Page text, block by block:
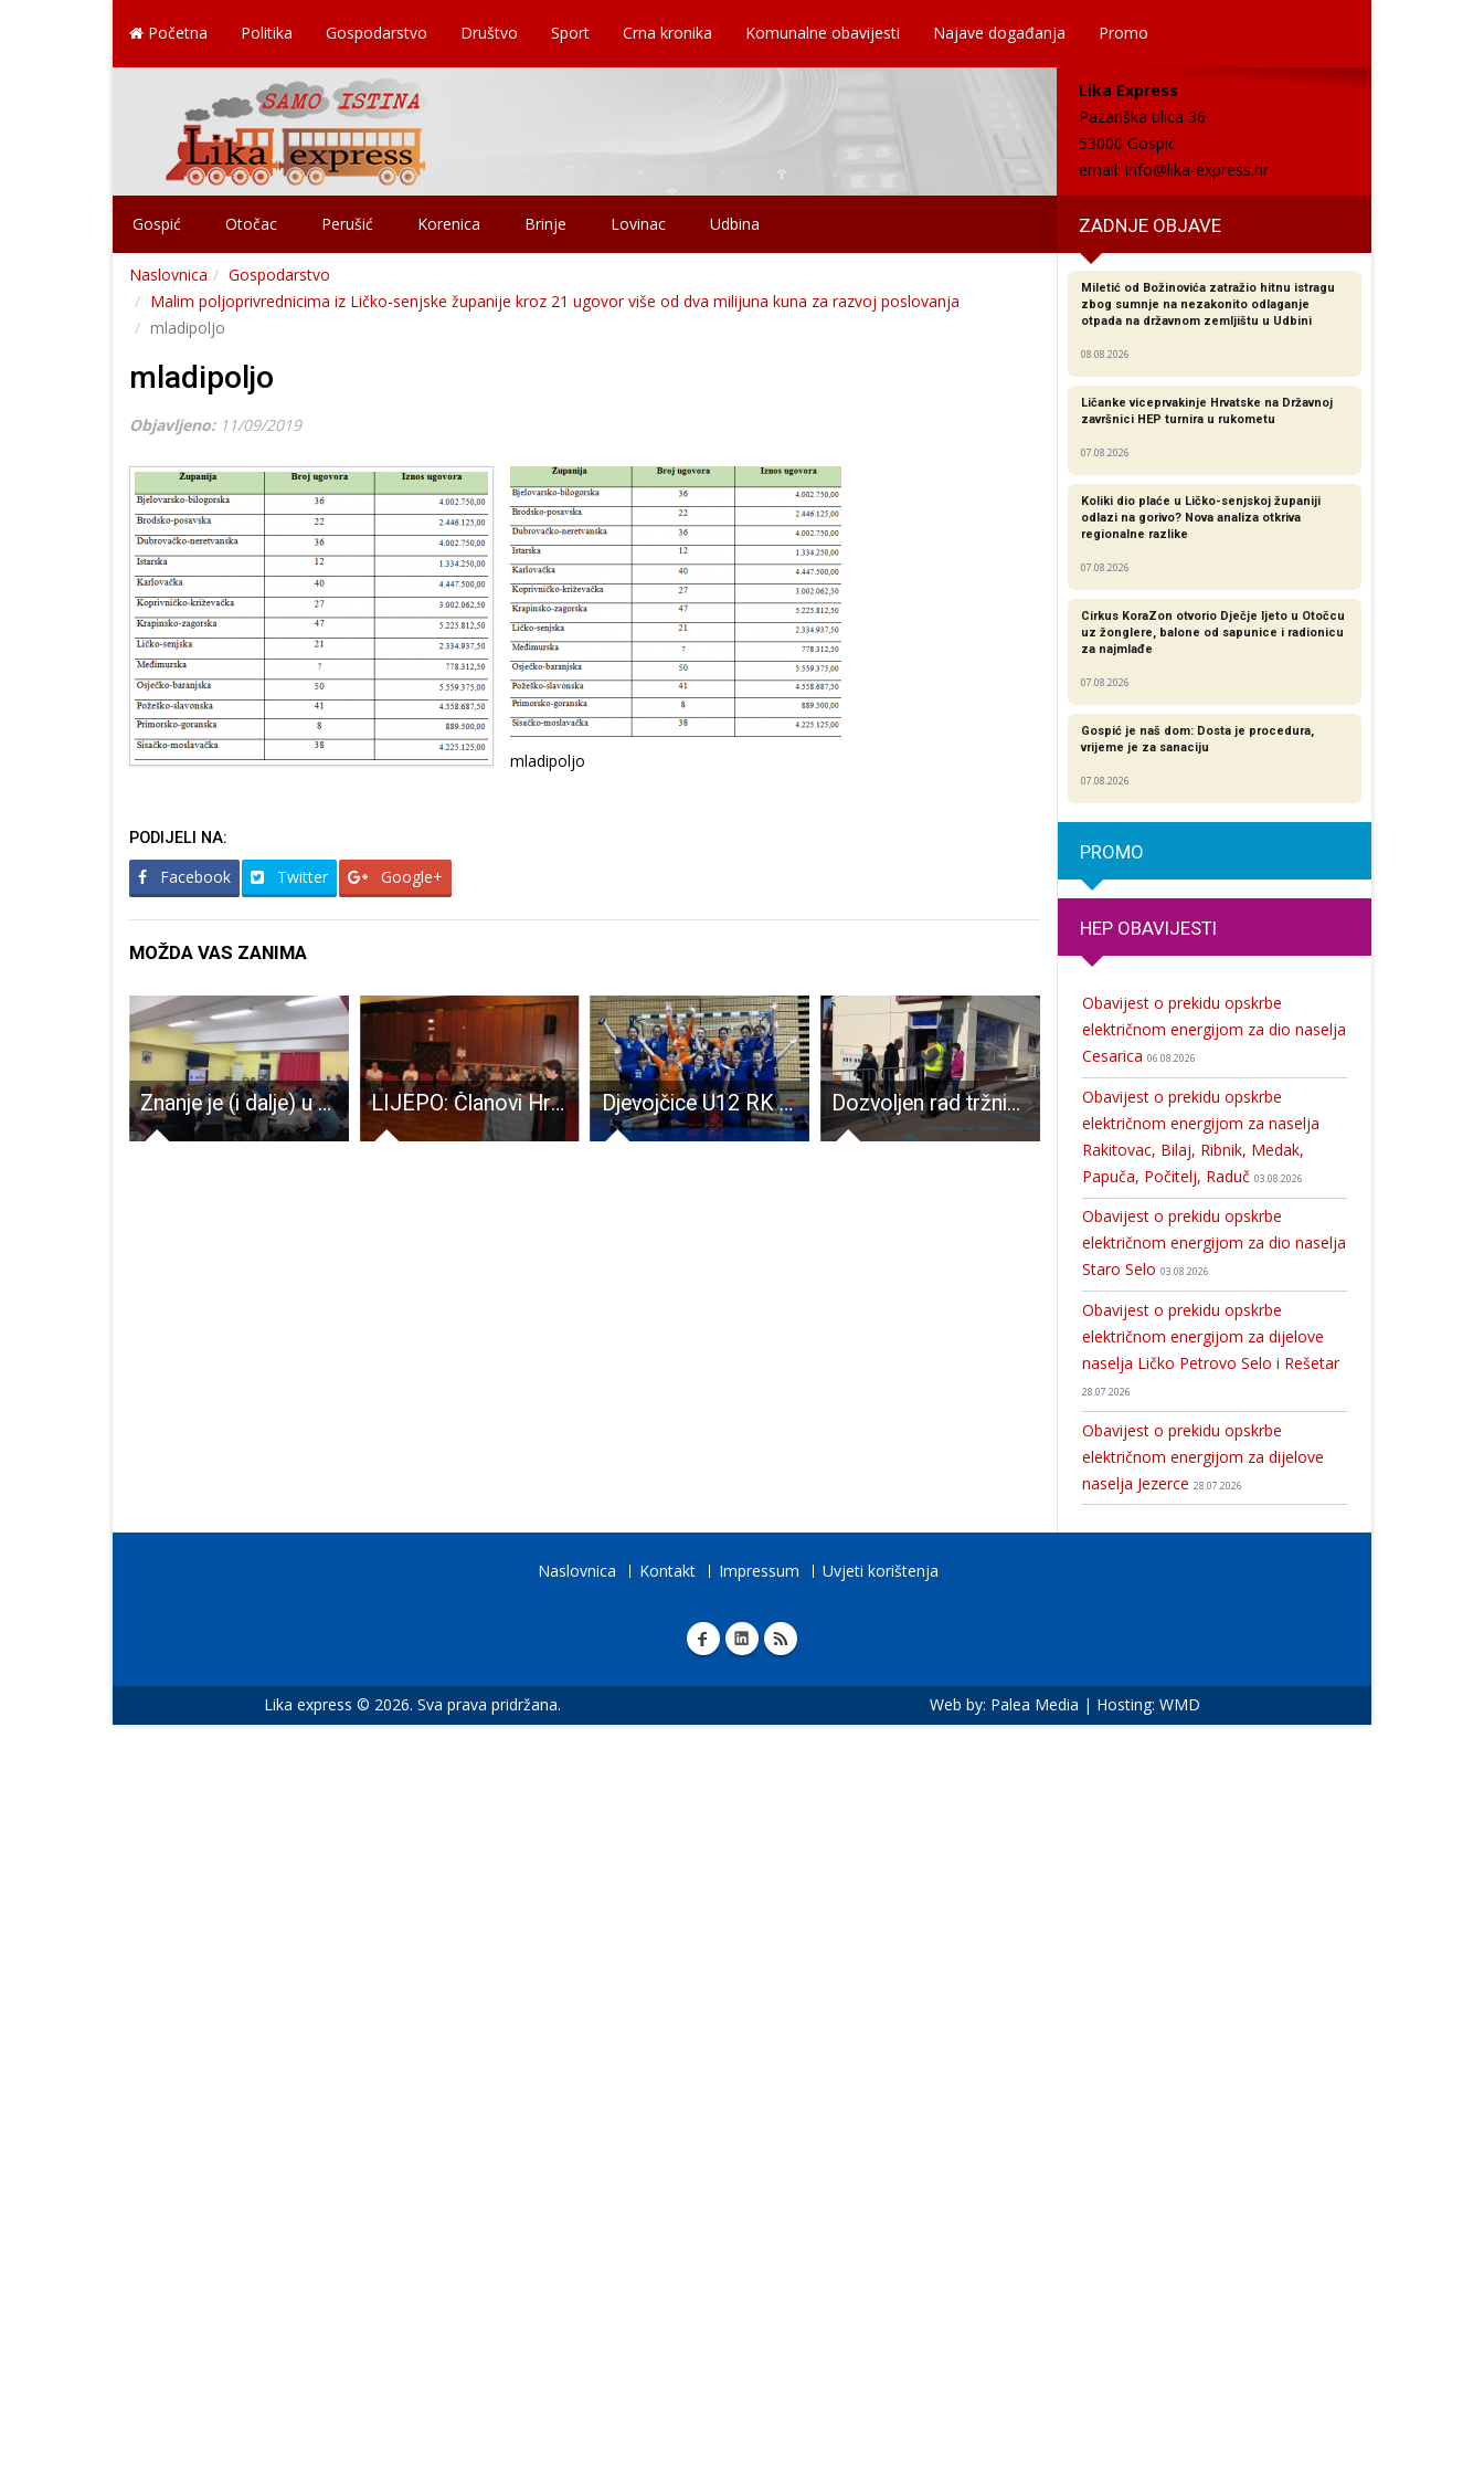
Početna Politika Gospodarstvo Društvo Sport Crna kronika Komunalne obavijesti Najave događanja Promo
Lika Express
Pazariška ulica 36
53000 Gospić
email: info@lika-express.hr
Gospić Otočac Perušić Korenica Brinje Lovinac Udbina ZADNJE OBJAVE
Naslovnica
Gospodarstvo
Malim poljoprivrednicima iz Ličko-senjske županije kroz 21 ugovor više od dva milijuna kuna za razvoj poslovanja
mladipoljo
mladipoljo
Objavljeno: 11/09/2019
mladipoljo
PODIJELI NA:
Facebook Twitter Google+
MOŽDA VAS ZANIMA
Znanje je (i dalje) u modi LIJEPO: Članovi Hrvatske izvandomovinske lirike osnovane u SAD-u posjetili Gospić Djevojčice U12 RK Gospić na krilima Mie Vukelić i Petre Balenović do dvije uvjerljive pobjede Dozvoljen rad tržnicama uz posebne mjere Proveden očevid, poduzimaju se i druge dokazne radnje: Tri muškaraca smrtno stradala u prometnoj nesreći
Miletić od Božinovića zatražio hitnu istragu
zbog sumnje na nezakonito odlaganje
otpada na državnom zemljištu u Udbini
08.08.2026
Ličanke viceprvakinje Hrvatske na Državnoj
završnici HEP turnira u rukometu
07.08.2026
Koliki dio plaće u Ličko-senjskoj županiji
odlazi na gorivo? Nova analiza otkriva
regionalne razlike​
07.08.2026
Cirkus KoraZon otvorio Dječje ljeto u Otočcu
uz žonglere, balone od sapunice i radionicu
za najmlađe
07.08.2026
Gospić je naš dom: Dosta je procedura,
vrijeme je za sanaciju
07.08.2026
PROMO
HEP OBAVIJESTI
Obavijest o prekidu opskrbe
električnom energijom za dio naselja
Cesarica 06.08.2026
Obavijest o prekidu opskrbe
električnom energijom za naselja
Rakitovac, Bilaj, Ribnik, Medak,
Papuča, Počitelj, Raduč 03.08.2026
Obavijest o prekidu opskrbe
električnom energijom za dio naselja
Staro Selo 03.08.2026
Obavijest o prekidu opskrbe
električnom energijom za dijelove
naselja Ličko Petrovo Selo i Rešetar
28.07.2026
Obavijest o prekidu opskrbe
električnom energijom za dijelove
naselja Jezerce 28.07.2026
Naslovnica Kontakt Impressum Uvjeti korištenja
Lika express © 2026. Sva prava pridržana. Web by: Palea Media | Hosting: WMD